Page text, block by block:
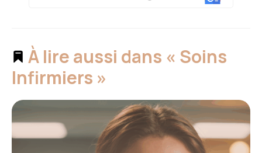
À lire aussi dans « Soins
Infirmiers »